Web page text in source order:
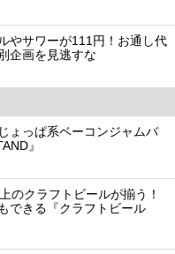
やサワーが111円！お通し代
企画を見逃すな
ょっぱ系ベーコンジャムバ
』
のクラフトビールが揃う！
できる『クラフトビール